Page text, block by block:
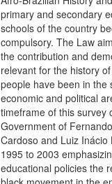
primary and secondary
schools of the country
compulsory. The Law
the contribution and
relevant for the history
people have been in the
economic and political
timeframe of this survey
Government of
Cardoso and Luiz Inácio
1995 to 2003
educational policies the